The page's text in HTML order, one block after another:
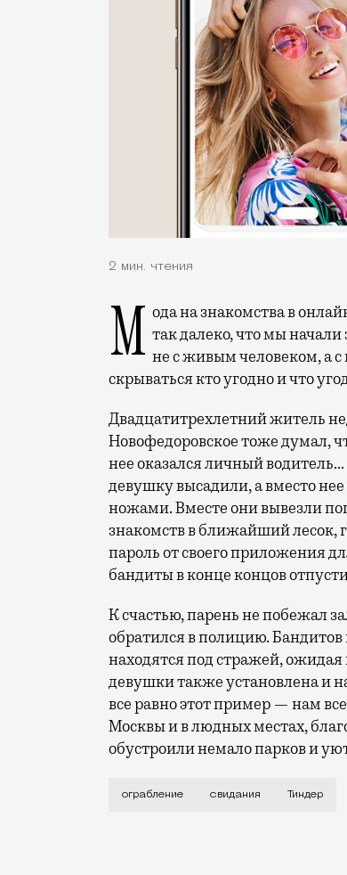
2 мин. чтения
Мода на знакомства в онлайне и через специальные приложения, кажется, зашла так далеко, что мы
не с живым человеком, а
скрываться кто угодно и что
Двадцатитрехлетний житель
Новофедоровское тоже думал,
нее оказался личный
девушку высадили, а вместо
ножами. Вместе они вывезли
знакомств в ближайший лесок,
пароль от своего приложения
бандиты в конце концов
К счастью, парень не побежал
обратился в полицию. Бандитов
находятся под стражей, ожидая
девушки также установлена и
все равно этот пример — нам
Москвы и в людных местах,
обустроили немало парков и
Мода на знакомства в
ограбление свидания Тиндер